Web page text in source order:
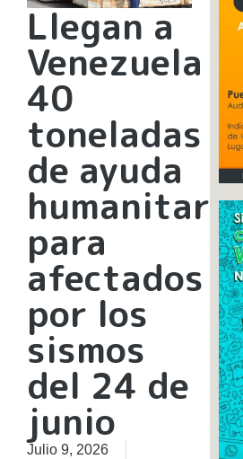
Llegan a
Venezuela
40
toneladas
de ayuda
humanitaria
para
afectados
por los
sismos
del 24 de
junio
Julio 9, 2026